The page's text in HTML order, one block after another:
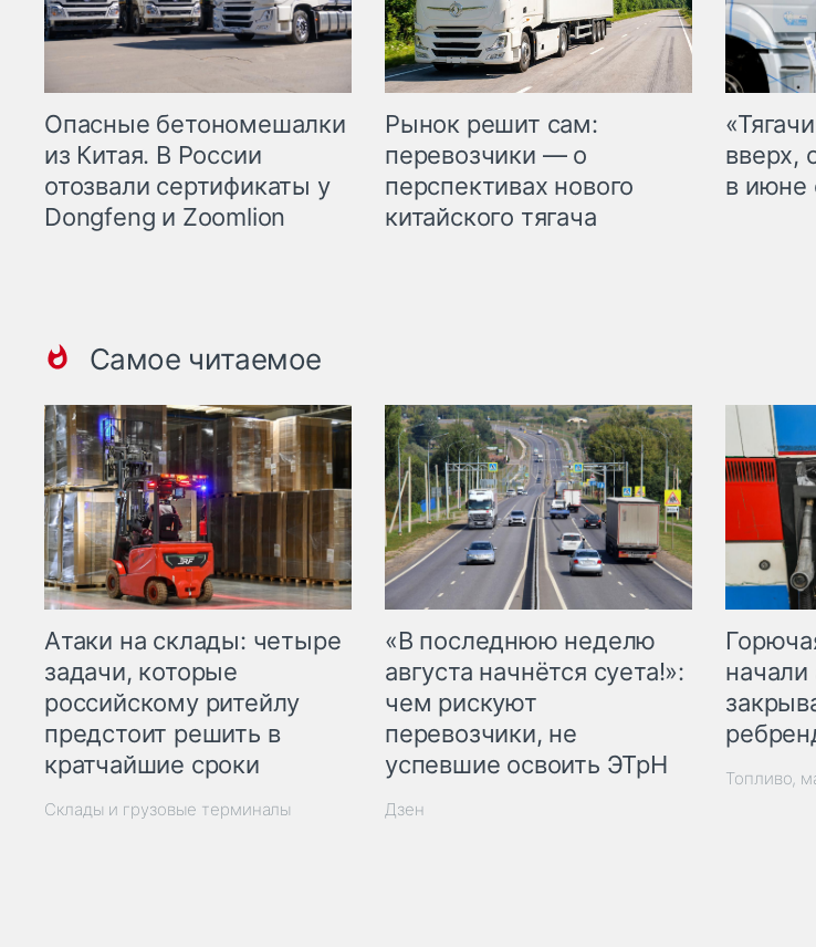
Опасные бетономешалки
из Китая. В России
отозвали сертификаты у
Dongfeng и Zoomlion
Рынок решит сам:
перевозчики — о
перспективах нового
китайского тягача
вверх,
в июне
Самое читаемое
Атаки на склады: четыре
задачи, которые
российскому ритейлу
предстоит решить в
кратчайшие сроки
Склады и грузовые терминалы
«В последнюю неделю
августа начнётся суета!»:
чем рискуют
перевозчики, не
успевшие освоить ЭТрН
Дзен
начали
Топливо,